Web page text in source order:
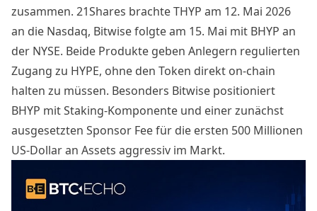
zusammen. 21Shares brachte THYP am 12. Mai 2026
an die Nasdaq, Bitwise folgte am 15. Mai mit BHYP an
der NYSE. Beide Produkte geben Anlegern regulierten
Zugang zu HYPE, ohne den Token direkt on-chain
halten zu müssen. Besonders Bitwise positioniert
BHYP mit Staking-Komponente und einer zunächst
ausgesetzten Sponsor Fee für die ersten 500 Millionen
US-Dollar an Assets aggressiv im Markt.